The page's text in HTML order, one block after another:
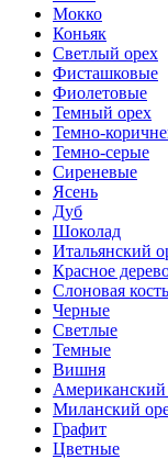
Мокко
Коньяк
Светлый орех
Фисташковые
Фиолетовые
Темный орех
Темно-
Темно-серые
Сиреневые
Ясень
Дуб
Шоколад
Итальянский
Красное
Слоновая кость
Черные
Светлые
Темные
Вишня
Американский
Миланский
Графит
Цветные